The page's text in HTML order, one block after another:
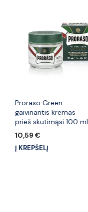
Proraso Green
gaivinantis kremas
prieš skutimąsi 100 ml
10,59 €
Į KREPŠELĮ